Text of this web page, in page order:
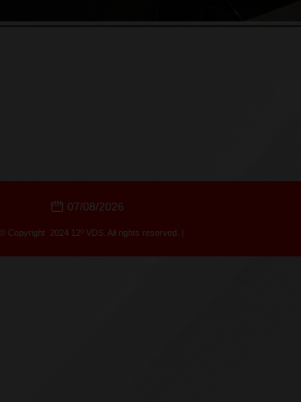
07/08/2026
© Copyright 2024 12º VDS. All rights reserved. |